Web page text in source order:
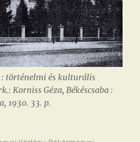
: történelmi és kulturális
Korniss Géza, Békéscsaba :
1930. 33. p.